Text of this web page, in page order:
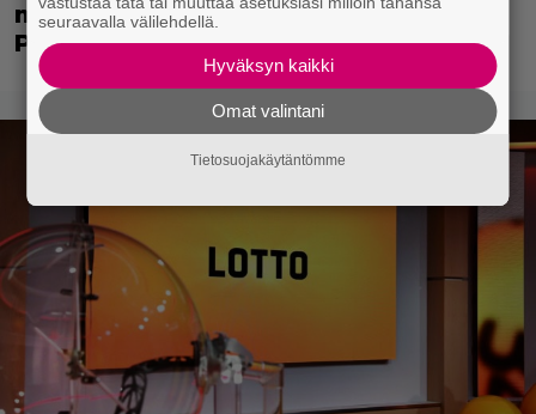
missasi tulevan tähtinäyttelijän – Bill
Paxton valitsi scifi-klassikon
seuraavalla välilehdellä.
Hyväksyn kaikki
Omat valintani
Tietosuojakäytäntömme